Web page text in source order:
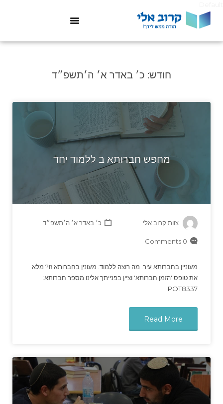
חודש: כ׳ באדר א׳ ה׳תשפ״ד
מחפש חברותא ב ללמוד יחד
צוות קרוב אלי כ׳ באדר א׳ ה׳תשפ״ד
0 Comments
מעוניין בחברותא עיר: מה רוצה ללמוד: מעונין בחברותא זו? מלא
את טופס 'הזמן חברותא' וציין בפנייתך אלינו מספר חברותא:
POT8337
Read More